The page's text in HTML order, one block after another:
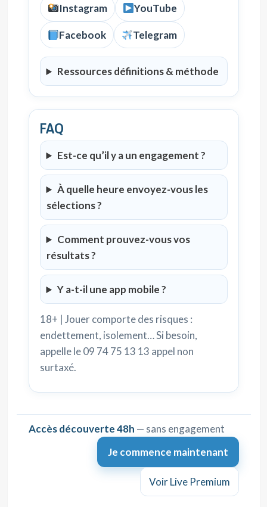
Instagram YouTube
Facebook Telegram
Ressources définitions & méthode
FAQ
Est-ce qu’il y a un engagement ?
À quelle heure envoyez-vous les
sélections ?
Comment prouvez-vous vos
résultats ?
Y a-t-il une app mobile ?
18+ | Jouer comporte des risques :
endettement, isolement… Si besoin,
appelle le 09 74 75 13 13 appel non
surtaxé.
Accès découverte 48h — sans engagement
Je commence maintenant
Voir Live Premium